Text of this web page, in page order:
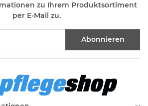
zu Ihrem Produktsortiment
per E-Mail zu.
Abonnieren